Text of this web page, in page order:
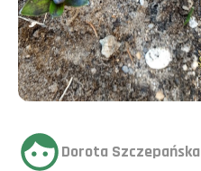
Dorota Szczepańska